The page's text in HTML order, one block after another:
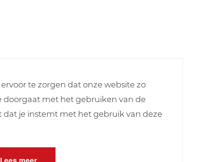
te zorgen dat onze website zo
doorgaat met het gebruiken van de
dat je instemt met het gebruik van deze